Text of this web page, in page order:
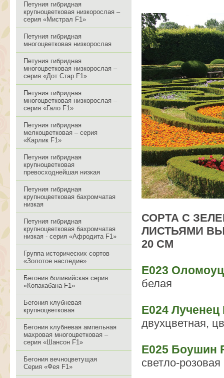
Петуния гибридная
крупноцветковая низкорослая –
серия «Мистрал F1»
Петуния гибридная
многоцветковая низкорослая
Петуния гибридная
многоцветковая низкорослая –
серия «Дот Стар F1»
Петуния гибридная
многоцветковая низкорослая –
серия «Гало F1»
Петуния гибридная
мелкоцветковая – серия
«Карлик F1»
Петуния гибридная
крупноцветковая
превосходнейшая низкая
Петуния гибридная
крупноцветковая бахромчатая
низкая
Петуния гибридная
крупноцветковая бахромчатая
низкая - серия «Афродита F1»
Группа исторических сортов
«Золотое наследие»
Бегония боливийская серия
«Копакабана F1»
Бегония клубневая
крупноцветковая
Бегония клубневая ампельная
махровая многоцветковая –
серия «Шансон F1»
Бегония вечноцветущая
Серия «Фея F1»
СОРТА С
ЛИСТЬЯМИ
20 СМ
Е023
белая
Е024 Лученец
двухцветная,
Е025 Боушин
светло-розовая